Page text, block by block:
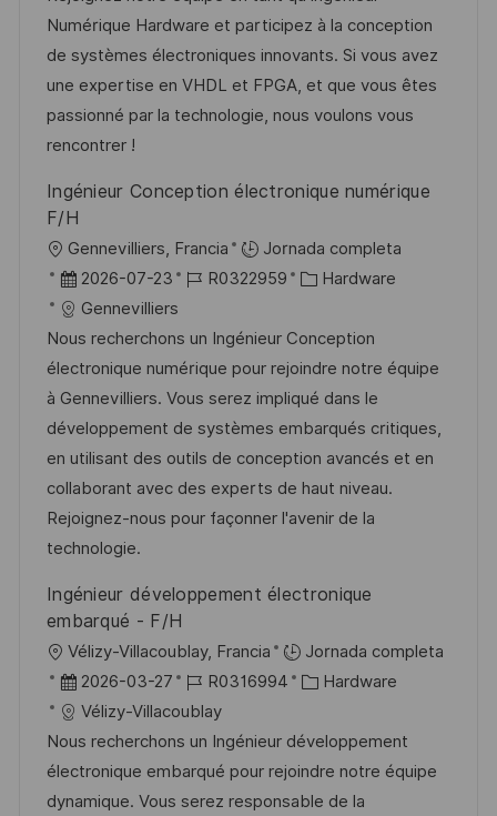
c
i
ó
n
a
c
i
ó
n
h
a
d
e
p
b
c
a
e
e
m
p
o
e
g
o
r
Numérique Hardware et participez à la conception
de systèmes électroniques innovants. Si vous avez
une expertise en VHDL et FPGA, et que vous êtes
passionné par la technologie, nous voulons vous
rencontrer !
Ingénieur Conception électronique numérique
F/H
U
b
c
a
c
i
ó
n
Gennevilliers, Francia
Jornada completa
F
e
c
h
a
d
e
p
u
b
i
c
2026-07-23
I
d
e
e
m
p
l
e
R0322959
C
t
e
g
o
r
í
a
Hardware
Gennevilliers
Nous recherchons un Ingénieur Conception
électronique numérique pour rejoindre notre équipe
à Gennevilliers. Vous serez impliqué dans le
développement de systèmes embarqués critiques,
en utilisant des outils de conception avancés et en
collaborant avec des experts de haut niveau.
Rejoignez-nous pour façonner l'avenir de la
technologie.
Ingénieur développement électronique
embarqué - F/H
U
b
c
a
c
Vélizy-Villacoublay, Francia
Jornada completa
F
e
c
h
a
2026-03-27
I
D
d
e
e
R0316994
C
t
e
g
Hardware
Vélizy-Villacoublay
Nous recherchons un Ingénieur développement
électronique embarqué pour rejoindre notre équipe
dynamique. Vous serez responsable de la